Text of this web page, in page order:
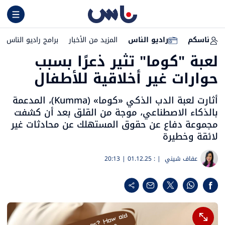
ناسكم راديو الناس المزيد من الأخبار برامج راديو الناس
لعبة "كوما" تثير ذعرًا بسبب
حوارات غير أخلاقية للأطفال
أثارت لعبة الدب الذكي «كوما» (Kumma)، المدعمة
بالذكاء الاصطناعي، موجة من القلق بعد أن كشفت
مجموعة دفاع عن حقوق المستهلك عن محادثات غير
لائقة وخطيرة
عفاف شيني | :
01.12.25 | 20:13